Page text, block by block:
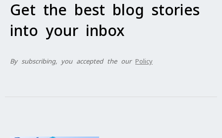
Get the best blog stories
into your inbox
By subscribing, you accepted the our Policy